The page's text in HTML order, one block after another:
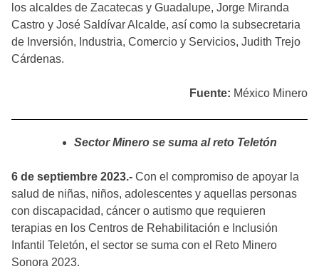
los alcaldes de Zacatecas y Guadalupe, Jorge Miranda
Castro y José Saldívar Alcalde, así como la subsecretaria
de Inversión, Industria, Comercio y Servicios, Judith Trejo
Cárdenas.
Fuente: México Minero
Sector Minero se suma al reto Teletón
6 de septiembre 2023.- Con el compromiso de apoyar la
salud de niñas, niños, adolescentes y aquellas personas
con discapacidad, cáncer o autismo que requieren
terapias en los Centros de Rehabilitación e Inclusión
Infantil Teletón, el sector se suma con el Reto Minero
Sonora 2023.